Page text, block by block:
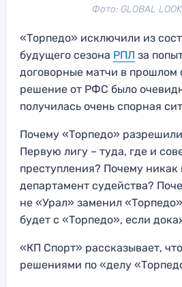
Фото: GLOBAL
«Торпедо» исключили из
будущего сезона РПЛ за
договорные матчи в прошлом
решение от РФС было
получилась очень спорная
Почему «Торпедо»
Первую лигу – туда, где и
преступления? Почему никак
департамент судейства?
не «Урал» заменил
будет с «Торпедо», если
«КП Спорт» рассказывает,
решениями по «делу